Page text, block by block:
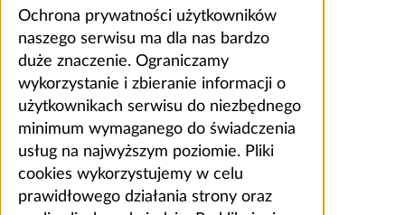
Ochrona prywatności użytkowników
naszego serwisu ma dla nas bardzo
duże znaczenie. Ograniczamy
wykorzystanie i zbieranie informacji o
użytkownikach serwisu do niezbędnego
minimum wymaganego do świadczenia
usług na najwyższym poziomie. Pliki
cookies wykorzystujemy w celu
prawidłowego działania strony oraz